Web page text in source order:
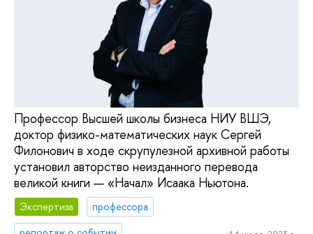
Профессор Высшей школы бизнеса НИУ ВШЭ,
доктор физико-математических наук Сергей
Филонович в ходе скрупулезной архивной работы
установил авторство неизданного перевода
великой книги — «Начал» Исаака Ньютона.
Экспертиза
профессора